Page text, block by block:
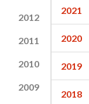
2012
2011
2010
2009
2021
2020
2019
2018